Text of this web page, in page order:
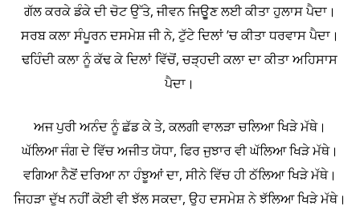
ਗੱਲ ਕਰਕੇ ਡੰਕੇ ਦੀ ਚੋਟ ਉੱਤੇ, ਜੀਵਨ ਜਿਉੂਣ ਲਈ ਕੀਤਾ ਹੁਲਾਸ ਪੈਦਾ।
ਸਰਬ ਕਲਾ ਸੰਪੂਰਨ ਦਸਮੇਸ਼ ਜੀ ਨੇ, ਟੁੱਟੇ ਦਿਲਾਂ ’ਚ ਕੀਤਾ ਧਰਵਾਸ ਪੈਦਾ।
ਢਹਿੰਦੀ ਕਲਾ ਨੂੰ ਕੱਢ ਕੇ ਦਿਲਾਂ ਵਿੱਚੋਂ, ਚੜ੍ਹਦੀ ਕਲਾ ਦਾ ਕੀਤਾ ਅਹਿਸਾਸ
ਪੈਦਾ।
ਅਜ ਪੁਰੀ ਅਨੰਦ ਨੂੰ ਛੱਡ ਕੇ ਤੇ, ਕਲਗੀ ਵਾਲੜਾ ਚਲਿਆ ਖਿੜੇ ਮੱਥੇ।
ਘੱਲਿਆ ਜੰਗ ਦੇ ਵਿੱਚ ਅਜੀਤ ਯੋਧਾ, ਫਿਰ ਜੁਝਾਰ ਵੀ ਘੱਲਿਆ ਖਿੜੇ ਮੱਥੇ।
ਵਗਿਆ ਨੈਣੋਂ ਦਰਿਆ ਨਾ ਹੰਝੂਆਂ ਦਾ, ਸੀਨੇ ਵਿੱਚ ਹੀ ਠੱਲਿਆ ਖਿੜੇ ਮੱਥੇ।
ਜਿਹੜਾ ਦੁੱਖ ਨਹੀਂ ਕੋਈ ਵੀ ਝੱਲ ਸਕਦਾ, ਉਹ ਦਸਮੇਸ਼ ਨੇ ਝੱਲਿਆ ਖਿੜੇ ਮੱਥੇ।